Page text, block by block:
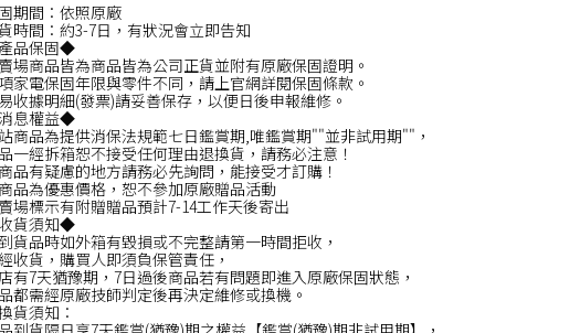
期間：依照原廠
時間：約3-7日，有狀況會立即告知
品保固◆
場商品皆為商品皆為公司正貨並附有原廠保固證明。
家電保固年限與零件不同，請上官網詳閱保固條款。
收據明細(發票)請妥善保存，以便日後申報維修。
息權益◆
商品為提供消保法規範七日鑑賞期,唯鑑賞期""並非試用期""，
一經拆箱恕不接受任何理由退換貨，請務必注意！
品有疑慮的地方請務必先詢問，能接受才訂購！
品為優惠價格，恕不參加原廠贈品活動
場標示有附贈贈品預計7-14工作天後寄出
貨須知◆
貨品時如外箱有毀損或不完整請第一時間拒收，
收貨，購買人即須負保管責任，
有7天猶豫期，7日過後商品若有問題即進入原廠保固狀態，
都需經原廠技師判定後再決定維修或換機。
貨須知：